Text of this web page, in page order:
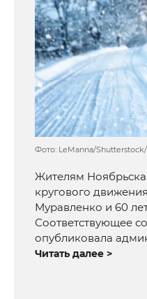
Фото: LeManna/
Жителям
кругового
Муравленко и 60
Соответствующее
опубликовала
Читать далее >